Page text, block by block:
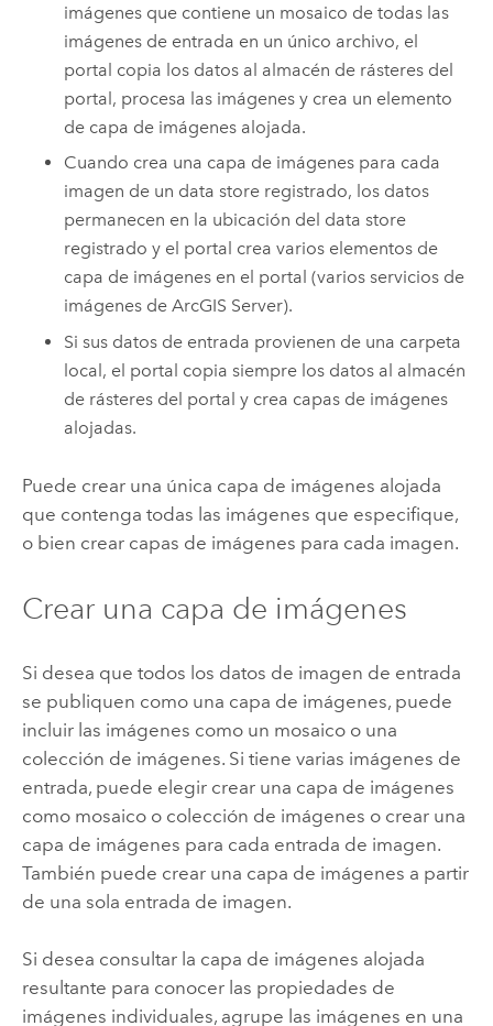
imágenes que contiene un mosaico de todas las
imágenes de entrada en un único archivo, el
portal copia los datos al almacén de rásteres del
portal, procesa las imágenes y crea un elemento
de capa de imágenes alojada.
Cuando crea una capa de imágenes para cada
imagen de un data store registrado, los datos
permanecen en la ubicación del data store
registrado y el portal crea varios elementos de
capa de imágenes en el portal (varios servicios de
imágenes deArcGIS Server).
Si sus datos de entrada provienen de una carpeta
local, el portal copia siempre los datos al almacén
de rásteres del portal y crea capas de imágenes
alojadas.
Puede crear una única capa de imágenes alojada
que contenga todas las imágenes que especifique,
o bien crear capas de imágenes para cada imagen.
Crear una capa de imágenes
Si desea que todos los datos de imagen de entrada
se publiquen como una capa de imágenes, puede
incluir las imágenes como un mosaico o una
colección de imágenes. Si tiene varias imágenes de
entrada, puede elegir crear una capa de imágenes
como mosaico o colección de imágenes o crear una
capa de imágenes para cada entrada de imagen.
También puede crear una capa de imágenes a partir
de una sola entrada de imagen.
Si desea consultar la capa de imágenes alojada
resultante para conocer las propiedades de
imágenes individuales, agrupe las imágenes en una